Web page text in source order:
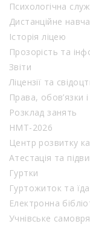
Психологічна
Дистанційне
Історія ліцею
Прозорість та
Звіти
Ліцензії та
Права, обов’язки
Розклад занять
НМТ-2026
Центр розвитку
Атестація та
Гуртки
Гуртожиток та
Електронна
Учнівське